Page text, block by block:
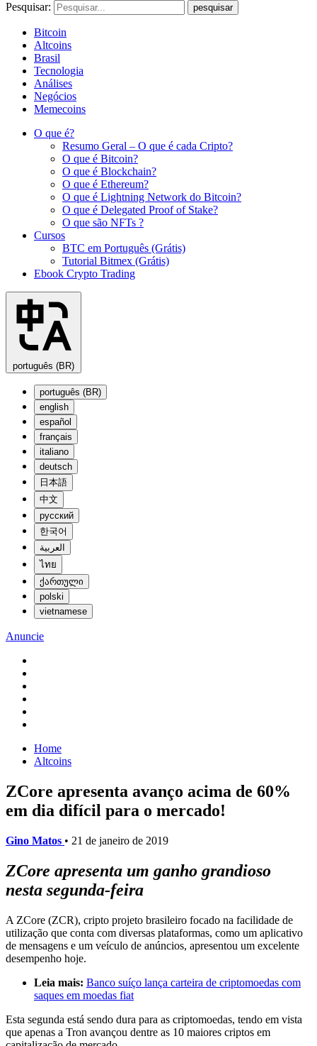
Pesquisar: pesquisar
Bitcoin
Altcoins
Brasil
Tecnologia
Análises
Negócios
Memecoins
O que é?
Resumo Geral – O que é cada Cripto?
O que é Bitcoin?
O que é Blockchain?
O que é Ethereum?
O que é Lightning Network do Bitcoin?
O que é Delegated Proof of Stake?
O que são NFTs ?
Cursos
BTC em Português (Grátis)
Tutorial Bitmex (Grátis)
Ebook Crypto Trading
português (BR)
português (BR)
english
español
français
italiano
deutsch
日本語
中文
русский
한국어
العربية
ไทย
ქართული
polski
vietnamese
Anuncie
Home
Altcoins
ZCore apresenta avanço acima de 60%
em dia difícil para o mercado!
Gino Matos • 21 de janeiro de 2019
ZCore apresenta um ganho grandioso
nesta segunda-feira
A ZCore (ZCR), cripto projeto brasileiro focado na facilidade de
utilização que conta com diversas plataformas, como um aplicativo
de mensagens e um veículo de anúncios, apresentou um excelente
desempenho hoje.
Leia mais: Banco suíço lança carteira de criptomoedas com
saques em moedas fiat
Esta segunda está sendo dura para as criptomoedas, tendo em vista
que apenas a Tron avançou dentre as 10 maiores criptos em